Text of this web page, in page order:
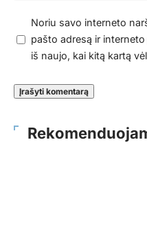
Noriu savo interneto
pašto adresą ir
iš naujo, kai kitą kartą